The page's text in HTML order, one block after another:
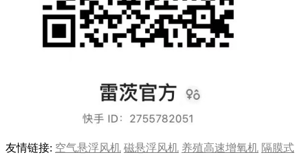
友情链接: 空气悬浮风机 磁悬浮风机 养殖高速增氧机 隔膜式